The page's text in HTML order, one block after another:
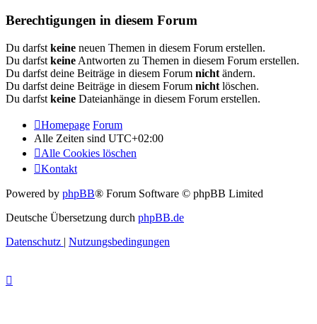
Berechtigungen in diesem Forum
Du darfst keine neuen Themen in diesem Forum erstellen.
Du darfst keine Antworten zu Themen in diesem Forum erstellen.
Du darfst deine Beiträge in diesem Forum nicht ändern.
Du darfst deine Beiträge in diesem Forum nicht löschen.
Du darfst keine Dateianhänge in diesem Forum erstellen.
Homepage Forum
Alle Zeiten sind UTC+02:00
Alle Cookies löschen
Kontakt
Powered by phpBB® Forum Software © phpBB Limited
Deutsche Übersetzung durch phpBB.de
Datenschutz | Nutzungsbedingungen